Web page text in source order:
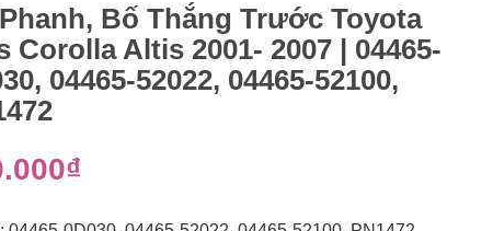
Bố Thắng Trước Toyota
Corolla Altis 2001- 2007 | 04465-
04465-52022, 04465-52100,